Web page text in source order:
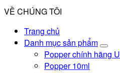
VỀ CHÚNG TÔI
Trang chủ
Danh mục sản phẩm
Popper chính hãng
Popper 10ml